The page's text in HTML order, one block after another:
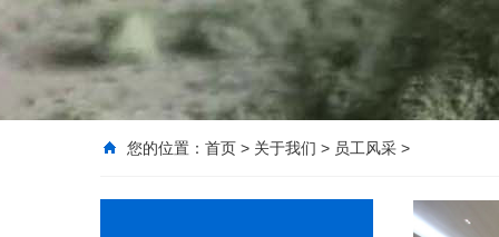
您的位置： 首页 > 关于我们 > 员工风采 >